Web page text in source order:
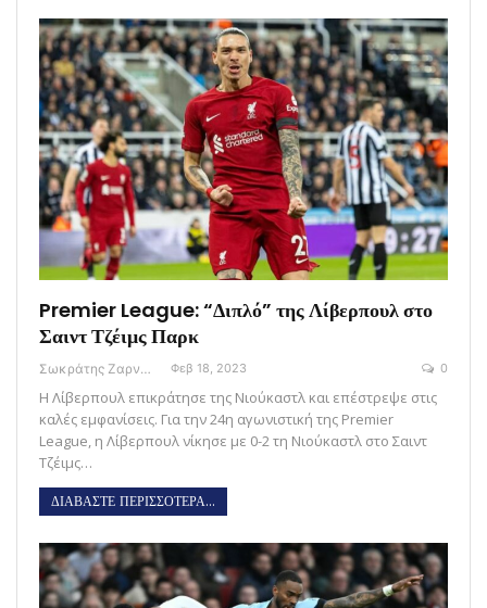
Premier League: “Διπλό” της Λίβερπουλ στο
Σαιντ Τζέιμς Παρκ
Σωκράτης Ζαρναβέλης Φεβ 18, 2023 0
Η Λίβερπουλ επικράτησε της Νιούκαστλ και επέστρεψε στις
καλές εμφανίσεις. Για την 24η αγωνιστική της Premier
League, η Λίβερπουλ νίκησε με 0-2 τη Νιούκαστλ στο Σαιντ
Τζέιμς…
ΔΙΑΒΑΣΤΕ ΠΕΡΙΣΣΟΤΕΡΑ...